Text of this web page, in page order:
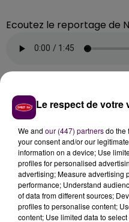
Ecoutez le reportage de
UNE PREMIÈRE
LOIRE
Sur les lignes régulières,
des autocars fixé par la
remplacer à l’horizon
thermiques via un
qui va du rétrofit à
Le respect de votre
We and our (447) partnersdo the
your consent and/or our
information on a device; Use
profiles for personalised
advertising; Measure advertising
performance; Understand
of data from different sources;
profiles to personalise content;
content; Use limited data to